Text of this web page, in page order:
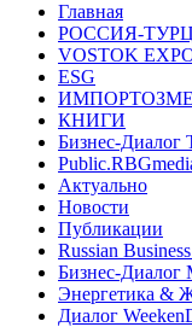
Главная
РОССИЯ-
VOSTOK
ESG
КНИГИ
Бизнес-Диалог
Актуально
Новости
Публикации
Russian
Бизнес-Диалог
Энергетика &
Диалог